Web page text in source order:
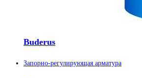
Buderus
Запорно-регулирующая арматура